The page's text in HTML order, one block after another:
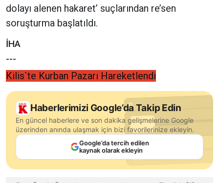
dolayı alenen hakaret’ suçlarından re’sen
soruşturma başlatıldı.
İHA
---
Kilis`te Kurban Pazarı Hareketlendi
Haberlerimizi Google’da Takip Edin
En güncel haberlere ve son dakika gelişmelerine Google
üzerinden anında ulaşmak için bizi favorilerinize ekleyin.
Google’da tercih edilen
kaynak olarak ekleyin